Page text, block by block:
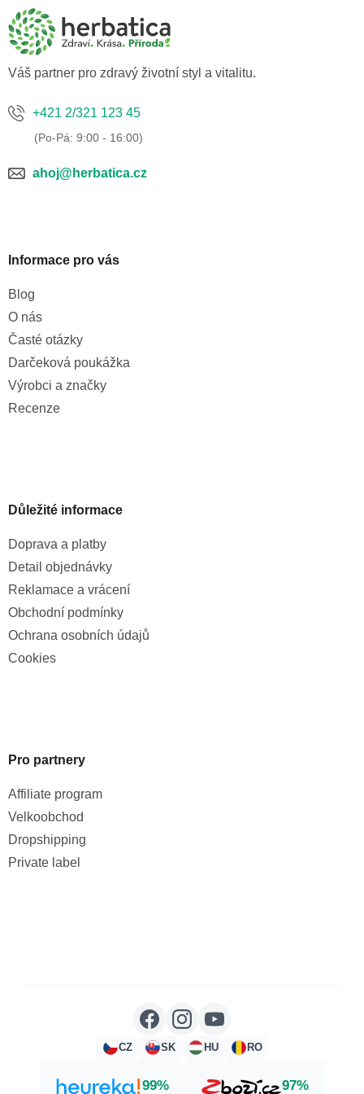
a
Váš partner pro zdravý životní styl a vitalitu.
+421 2/321 123 45
ahoj@herbatica.cz
Informace pro vás
Blog
O nás
Časté otázky
Darčeková poukážka
Výrobci a značky
Recenze
Důležité informace
Doprava a platby
Detail objednávky
Reklamace a vrácení
Obchodní podmínky
Ochrana osobních údajů
Cookies
Pro partnery
Affiliate program
Velkoobchod
Dropshipping
Private label
CZ SK HU RO
99% 97%